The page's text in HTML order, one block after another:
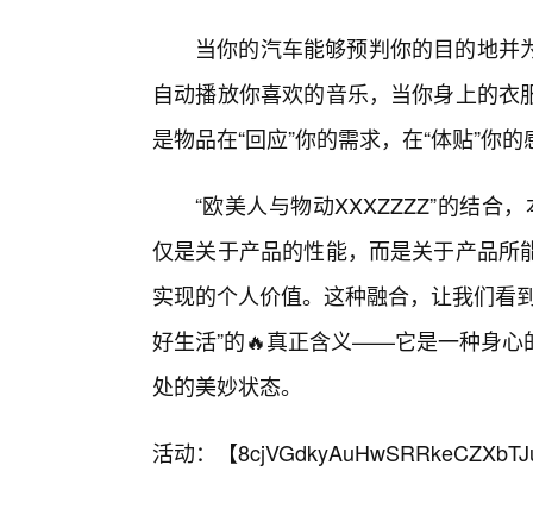
当你的汽车能够预判你的目的地
自动播放你喜欢的音乐，当你身上的
是物品在“回应”你的需求，在“体贴”你的
“欧美人与物动XXXZZZZ”的结合
仅是关于产品的性能，而是关于产品
实现的个人价值。这种融合，让我们看
好生活”的🔥真正含义——它是一种身心
处的美妙状态。
活动：【